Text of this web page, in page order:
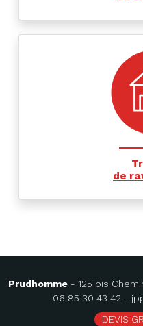
de
Prudhomme- 125 bis
06 85 30 43 42 -
DEVIS